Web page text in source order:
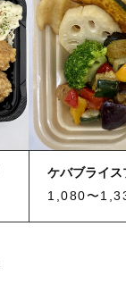
ケバブライス
1,080〜